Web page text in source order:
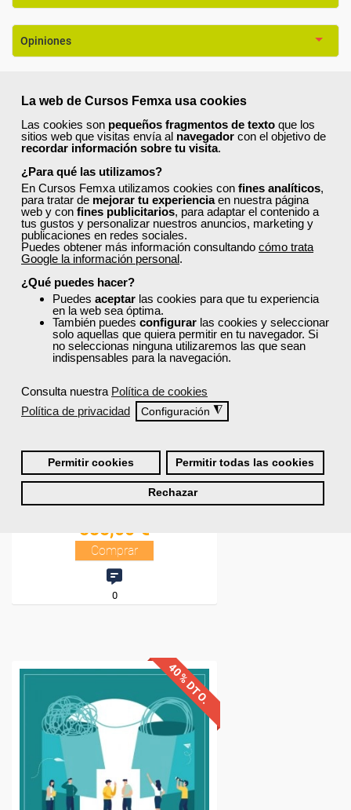
La web de Cursos Femxa usa cookies
Las cookies son pequeños fragmentos de texto que los
sitios web que visitas envía al navegador con el objetivo de
recordar información sobre tu visita.
¿Para qué las utilizamos?
En Cursos Femxa utilizamos cookies con fines analíticos,
para tratar de mejorar tu experienciaen nuestra página
web y con fines publicitarios, para adaptar el contenido a
tus gustos y personalizar nuestros anuncios, marketing y
publicaciones en redes sociales.
Puedes obtener más información consultando cómo trata
Google la información personal.
¿Qué puedes hacer?
Puedes aceptar las cookies para que tu experiencia
en la web sea óptima.
También puedes configurar las cookies y seleccionar
solo aquellas que quiera permitir en tu navegador. Si
no seleccionas ninguna utilizaremos las que sean
indispensables para la navegación.
Consulta nuestra Política de cookies
Política de privacidad
Configuración ◮
Permitir cookies Permitir todas las cookies
Rechazar
Opiniones
También te puede interesar: